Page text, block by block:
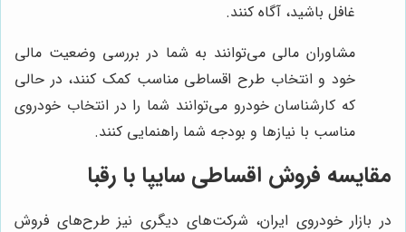
غافل باشید، آگاه کنند.
مشاوران مالی می‌توانند به شما در بررسی وضعیت مالی
خود و انتخاب طرح اقساطی مناسب کمک کنند، در حالی
که کارشناسان خودرو می‌توانند شما را در انتخاب خودروی
مناسب با نیازها و بودجه شما راهنمایی کنند.
مقایسه فروش اقساطی سایپا با رقبا
در بازار خودروی ایران، شرکت‌های دیگری نیز طرح‌های فروش